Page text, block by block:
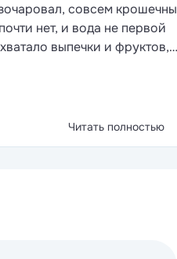
совсем
нет, и вода не первой
выпечки и фруктов,
Читать полностью